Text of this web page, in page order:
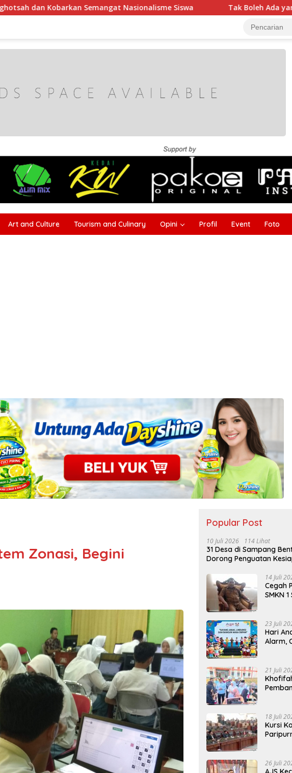
Nasionalisme Siswa Tak Boleh Ada yang Tertinggal, 29 Teman
Art and Culture Tourism and Culinary Opini Profil Event Foto
Zonasi, Begini
Popular Post
10 Juli 2026 114 Lihat
31 Desa di Sampang
Dorong Penguatan
14 Juli
Cegah
SMKN
23 Juli
Hari
Alarm,
21 Juli
18 Juli
Kursi
26 Juli